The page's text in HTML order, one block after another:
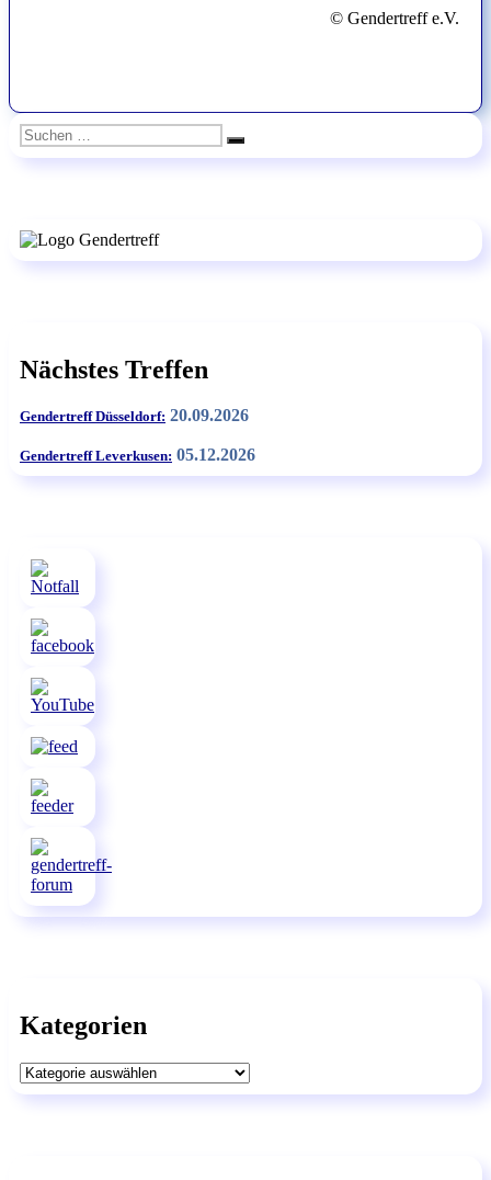
© Gendertreff e.V.
Suchen
nach:
Suchen
Nächstes Treffen
Gendertreff Düsseldorf: 20.09.2026
Gendertreff Leverkusen: 05.12.2026
Kategorien
Kategorien